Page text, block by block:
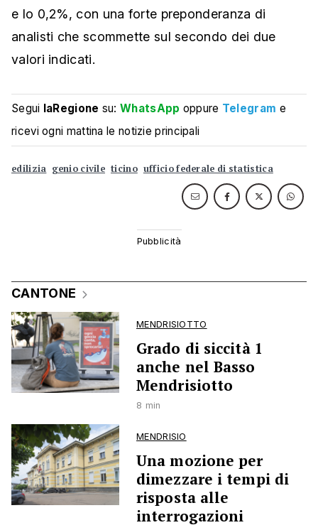
e lo 0,2%, con una forte preponderanza di
analisti che scommette sul secondo dei due
valori indicati.
Segui laRegione su:WhatsApp oppure Telegram e
ricevi ogni mattina le notizie principali
edilizia genio civile ticino ufficio federale di statistica
CANTONE
MENDRISIOTTO
Grado di siccità 1
anche nel Basso
Mendrisiotto
8 min
MENDRISIO
Una mozione per
dimezzare i tempi di
risposta alle
interrogazioni